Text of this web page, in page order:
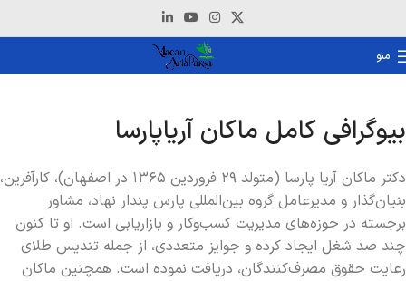
منو
بیوگرافی کامل ماکان آریاپارسا
دکتر ماکان آریا پارسا (متولد ۲۹ فروردین ۱۳۶۵ در اصفهان)، کارآفرین،
بنیان‌گذار و مدیرعامل گروه بین‌المللی پارس پندار نهاد، مشاور
برجسته در حوزه‌های مدیریت کسب‌وکار و بازاریابی است. او تا کنون
چند صد شغل ایجاد کرده و جوایز متعددی، از جمله تندیس طلای
رعایت حقوق مصرف‌کنندگان، دریافت نموده است. همچنین ماکان